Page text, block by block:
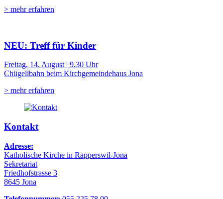
> mehr erfahren
NEU: Treff für Kinder
Freitag, 14. August | 9.30 Uhr
Chügelibahn beim Kirchgemeindehaus Jona
> mehr erfahren
Kontakt
Adresse:
Katholische Kirche in Rapperswil-Jona
Sekretariat
Friedhofstrasse 3
8645 Jona